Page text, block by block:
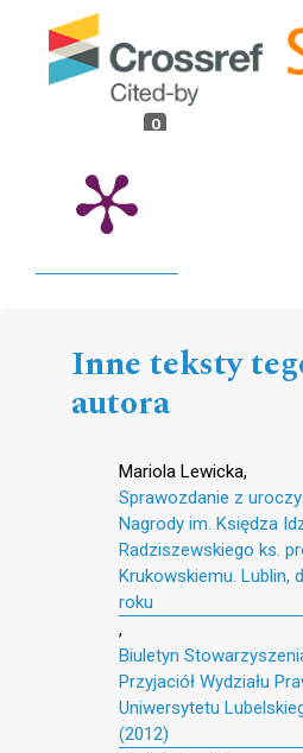
0
Inne teksty
autora
Mariola Lewicka,
Sprawozdanie z
Nagrody im. Księdza
Radziszewskiego ks.
Krukowskiemu. Lublin,
roku
,
Biuletyn
Przyjaciół Wydziału
Uniwersytetu
(2012)